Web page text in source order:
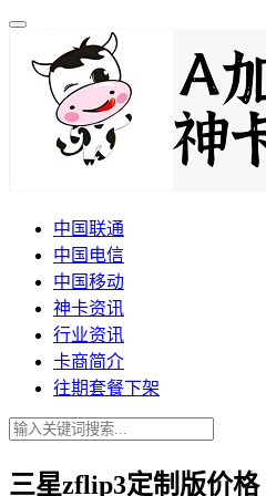
中国联通
中国电信
中国移动
神卡资讯
行业资讯
卡商简介
往期套餐下架
三星zflip3定制版价